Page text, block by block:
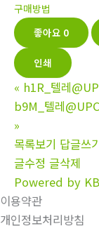
구매방법
좋아요 0
인쇄
« h1R_텔레
b9M_텔레
»
목록보기 답글쓰
글수정 글삭제
Powered by
이용약관
개인정보처리방침